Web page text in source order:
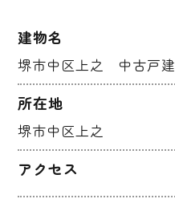
建物名
堺市中区上之 中古戸建
所在地
堺市中区上之
アクセス